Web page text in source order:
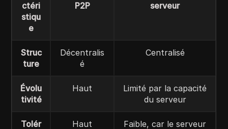
ctéri
stiqu
e
P2P
serveur
Struc
ture
Décentralis
é
Centralisé
Évolu
tivité
Haut
Limité par la capacité
du serveur
Tolér
Haut
Faible, car le serveur